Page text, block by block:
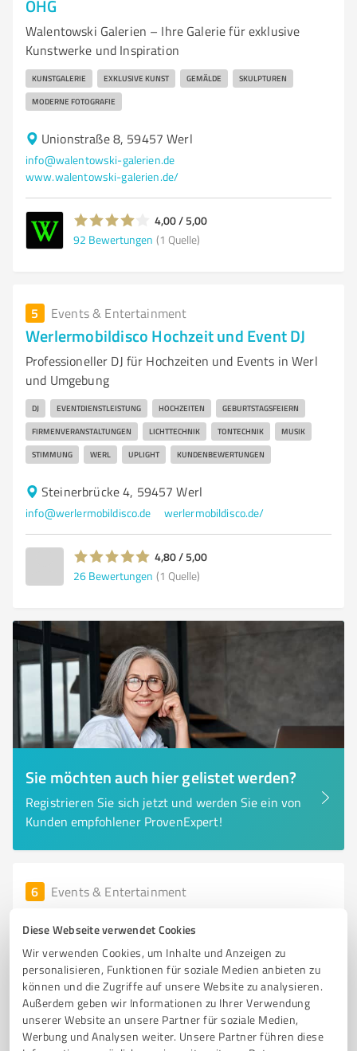
Diese Webseite verwendet Cookies
Wir verwenden Cookies, um Inhalte und Anzeigen zu
personalisieren, Funktionen für soziale Medien anbieten zu
können und die Zugriffe auf unsere Website zu analysieren.
Außerdem geben wir Informationen zu Ihrer Verwendung
unserer Website an unsere Partner für soziale Medien,
Werbung und Analysen weiter. Unsere Partner führen diese
OHG
Walentowski Galerien – Ihre Galerie für exklusive
Kunstwerke und Inspiration
KUNSTGALERIE EXKLUSIVE KUNST GEMÄLDE SKULPTUREN
MODERNE FOTOGRAFIE
Unionstraße 8, 59457 Werl
info@walentowski-galerien.de
www.walentowski-galerien.de/
4,00 / 5,00
92 Bewertungen (1 Quelle)
5 Events & Entertainment
Werlermobildisco Hochzeit und Event DJ
Professioneller DJ für Hochzeiten und Events in Werl
und Umgebung
DJ EVENTDIENSTLEISTUNG HOCHZEITEN GEBURTSTAGSFEIERN
FIRMENVERANSTALTUNGEN LICHTTECHNIK TONTECHNIK MUSIK
STIMMUNG WERL UPLIGHT KUNDENBEWERTUNGEN
Steinerbrücke 4, 59457 Werl
info@werlermobildisco.de werlermobildisco.de/
4,80 / 5,00
26 Bewertungen (1 Quelle)
Sie möchten auch hier gelistet werden?
Registrieren Sie sich jetzt und werden Sie ein von
Kunden empfohlener ProvenExpert!
6 Events & Entertainment
Auf den Punkt Veranstaltungstechnik GmbH –
Kreative Lösungen für Ihre Events
VERANSTALTUNGSTECHNIK BÜHNENBAU BELEUCHTUNG
BESCHALLUNG MEDIENTECHNIK
Hansenweg 3, 59494 Soest